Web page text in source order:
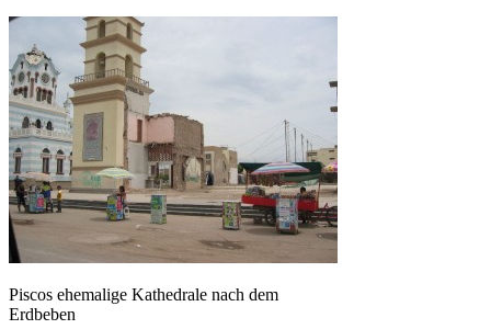
Piscos ehemalige Kathedrale nach dem
Erdbeben